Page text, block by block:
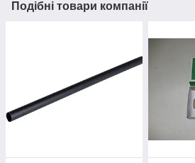
Подібні товари компанії